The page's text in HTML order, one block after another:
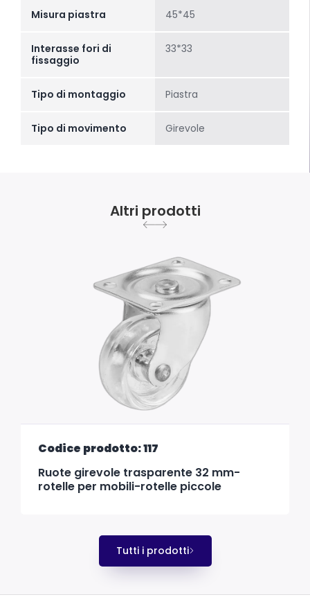
Misura piastra 45*45
Interasse fori di
fissaggio
33*33
Tipo di montaggio Piastra
Tipo di movimento Girevole
Altri prodotti
Codice prodotto: 117
Ruote girevole trasparente 32 mm-
rotelle per mobili-rotelle piccole
Tutti i prodotti